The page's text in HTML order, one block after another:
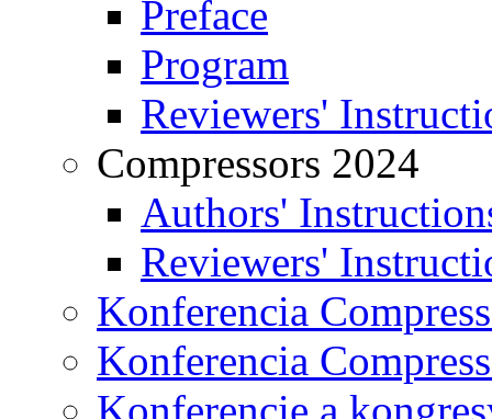
Preface
Program
Reviewers'
Compressors 2024
Authors'
Reviewers'
Konferencia
Konferencia
Konferencie a